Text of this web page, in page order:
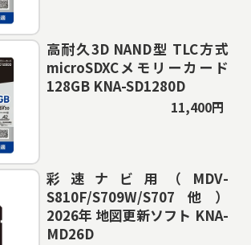
高耐久3D NAND型 TLC方式
microSDXCメモリーカード
128GB KNA-SD1280D
11,400円
彩速ナビ用（MDV-
S810F/S709W/S707他）
2026年 地図更新ソフト KNA-
MD26D